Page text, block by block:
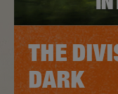
THE
DARK